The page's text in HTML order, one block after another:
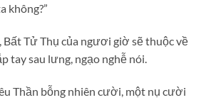
không?”
Bất Tử Thụ của ngươi giờ sẽ thuộc về
tay sau lưng, ngạo nghễ nói.
Thần bỗng nhiên cười, một nụ cười